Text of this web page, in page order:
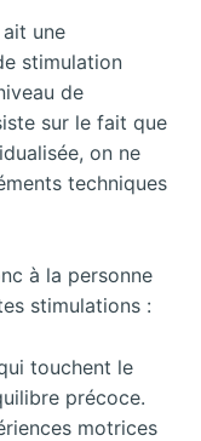
une
stimulation
de
sur le fait que
on ne
techniques
à la personne
stimulations :
touchent le
précoce.
motrices